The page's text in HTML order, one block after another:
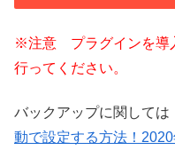
※注意 プラグインを導
行ってください。
バックアップに関しては
動で設定する方法！2020